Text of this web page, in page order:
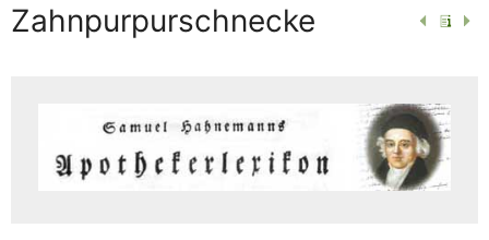
Zahnpurpurschnecke